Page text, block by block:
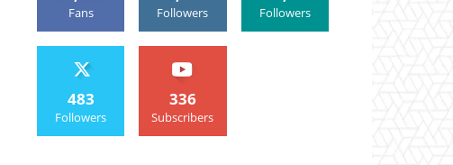
Fans Followers Followers
483
Followers
336
Subscribers